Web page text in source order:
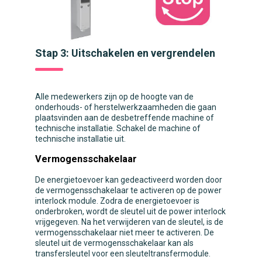
Stap 3: Uitschakelen en vergrendelen
Alle medewerkers zijn op de hoogte van de
onderhouds- of herstelwerkzaamheden die gaan
plaatsvinden aan de desbetreffende machine of
technische installatie. Schakel de machine of
technische installatie uit.
Vermogensschakelaar
De energietoevoer kan gedeactiveerd worden door
de vermogensschakelaar te activeren op de power
interlock module. Zodra de energietoevoer is
onderbroken, wordt de sleutel uit de power interlock
vrijgegeven. Na het verwijderen van de sleutel, is de
vermogensschakelaar niet meer te activeren. De
sleutel uit de vermogensschakelaar kan als
transfersleutel voor een sleuteltransfermodule.